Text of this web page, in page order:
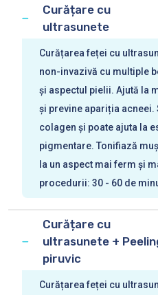
Curățare cu
ultrasunete
Curățarea feței cu
non-invazivă cu multiple
și aspectul pielii. Ajută la
și previne apariția
colagen și poate ajuta la
pigmentare. Tonifiază
la un aspect mai ferm și
procedurii: 30 - 60 de
Curățare cu
ultrasunete +
piruvic
Curățarea feței cu